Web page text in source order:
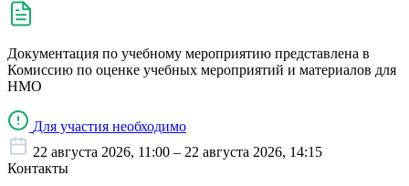
Документация по учебному мероприятию представлена в
Комиссию по оценке учебных мероприятий и материалов для
НМО
Для участия необходимо
22 августа 2026, 11:00 – 22 августа 2026, 14:15
Контакты